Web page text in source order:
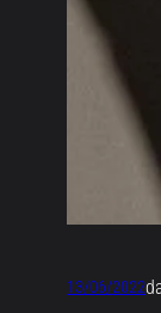
13/06/2022